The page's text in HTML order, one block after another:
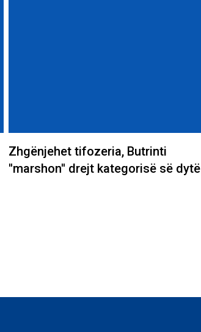
Zhgënjehet tifozeria, Butrinti
''marshon'' drejt kategorisë së dytë